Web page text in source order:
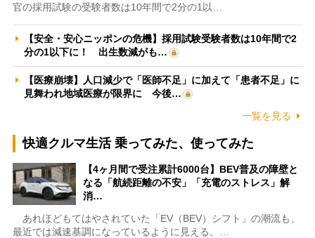
官の採用試験の受験者数は10年間で2分の1以…
【安全・安心ニッポンの危機】採用試験受験者数は10年間で2
分の1以下に！ 出生数減がも…
【医療崩壊】人口減少で「医師不足」に加えて「患者不足」に
見舞われ地域医療が限界に 今後…
一覧を見る
快適クルマ生活 乗ってみた、使ってみた
【4ヶ月間で受注累計6000台】BEV普及の障壁と
なる「航続距離の不安」「充電のストレス」解
消…
あれほどもてはやされていた「EV（BEV）シフト」の潮流も、
最近では減速基調になっているように見える。…